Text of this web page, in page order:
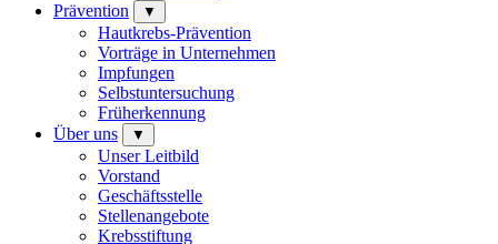
Prävention
▼
Hautkrebs-Prävention
Vorträge in Unternehmen
Impfungen
Selbstuntersuchung
Früherkennung
Über uns
▼
Unser Leitbild
Vorstand
Geschäftsstelle
Stellenangebote
Krebsstiftung